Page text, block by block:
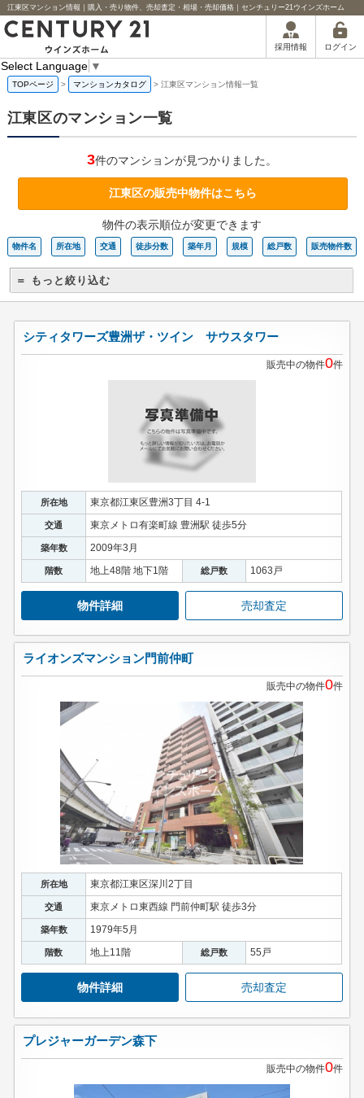
江東区マンション情報｜購入・売り物件、売却査定・相場・売却価格｜センチュリー21ウインズホーム
採用情報 ログイン
Select Language ▼
TOPページ > マンションカタログ > 江東区マンション情報一覧
江東区のマンション一覧
3件のマンションが見つかりました。
江東区の販売中物件はこちら
物件の表示順位が変更できます
物件名 所在地 交通 徒歩分数 築年月 規模 総戸数 販売物件数
＝ もっと絞り込む
シティタワーズ豊洲ザ・ツイン サウスタワー
販売中の物件0件
所在地 東京都江東区豊洲3丁目 4-1
交通 東京メトロ有楽町線 豊洲駅 徒歩5分
築年数 2009年3月
階数 地上48階 地下1階 総戸数 1063戸
物件詳細 売却査定
ライオンズマンション門前仲町
販売中の物件0件
所在地 東京都江東区深川2丁目
交通 東京メトロ東西線 門前仲町駅 徒歩3分
築年数 1979年5月
階数 地上11階 総戸数 55戸
物件詳細 売却査定
プレジャーガーデン森下
販売中の物件0件